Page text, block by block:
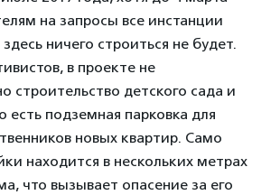
на запросы все инстанции
ничего строиться не будет.
в проекте не
строительство детского сада и
есть подземная парковка для
новых квартир. Само
находится в нескольких метрах
что вызывает опасение за его